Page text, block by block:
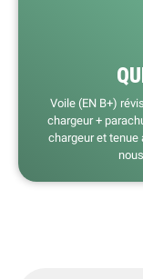
Voile (EN B+)
chargeur +
chargeur et tenue